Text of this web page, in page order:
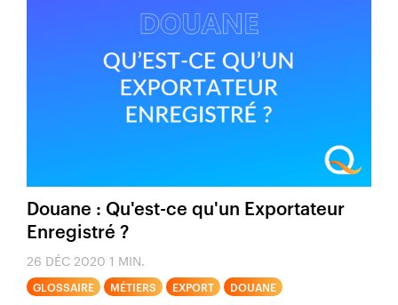
Douane : Qu'est-ce qu'un Exportateur
Enregistré ?
26 DÉC 2020 1 MIN.
GLOSSAIRE MÉTIERS EXPORT DOUANE